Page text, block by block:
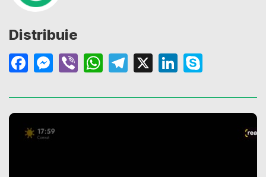
Distribuie
Facebook
Messenger
ViberWhatsApp
Telegram
X LinkedIn